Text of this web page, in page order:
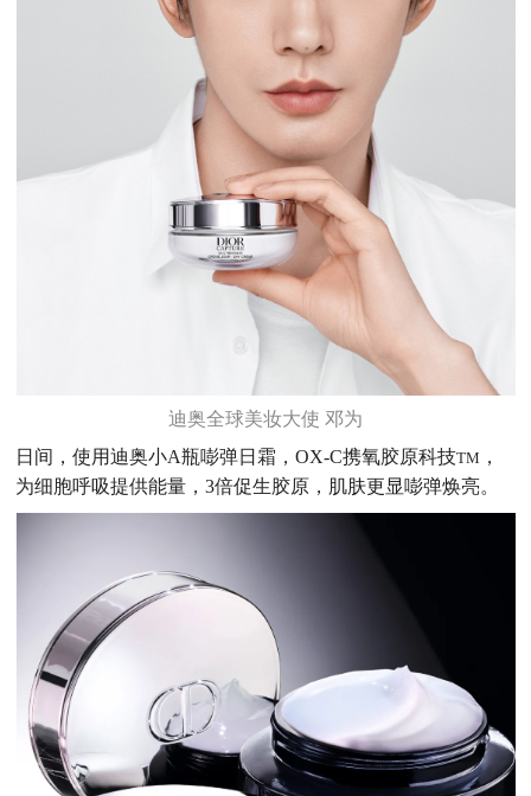
迪奥全球美妆大使 邓为
日间，使用迪奥小A瓶嘭弹日霜，OX-C携氧胶原科技TM ，
为细胞呼吸提供能量，3倍促生胶原，肌肤更显嘭弹焕亮。